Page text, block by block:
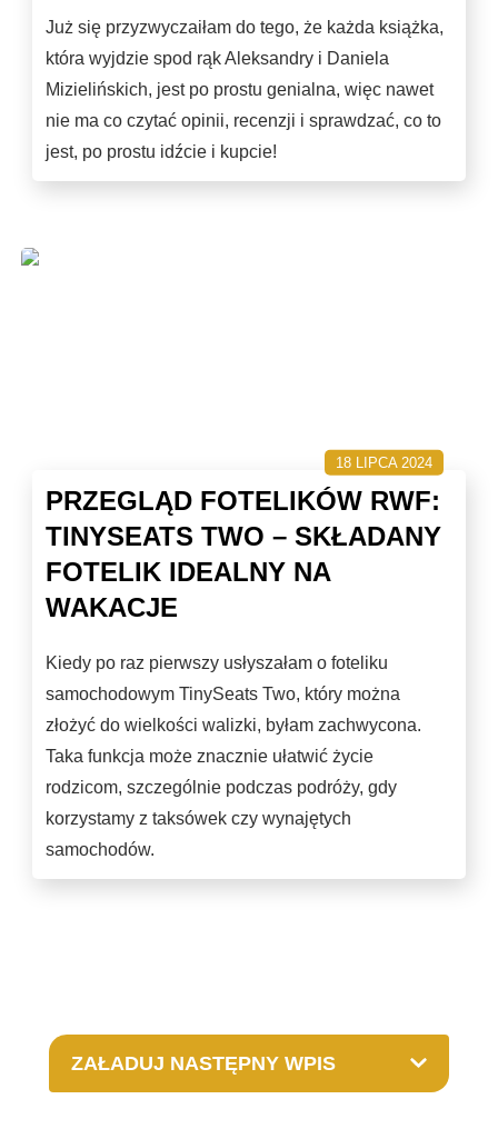
Już się przyzwyczaiłam do tego, że każda książka,
która wyjdzie spod rąk Aleksandry i Daniela
Mizielińskich, jest po prostu genialna, więc nawet
nie ma co czytać opinii, recenzji i sprawdzać, co to
jest, po prostu idźcie i kupcie!
18 LIPCA 2024
PRZEGLĄD FOTELIKÓW RWF:
TINYSEATS TWO – SKŁADANY
FOTELIK IDEALNY NA
WAKACJE
Kiedy po raz pierwszy usłyszałam o foteliku
samochodowym TinySeats Two, który można
złożyć do wielkości walizki, byłam zachwycona.
Taka funkcja może znacznie ułatwić życie
rodzicom, szczególnie podczas podróży, gdy
korzystamy z taksówek czy wynajętych
samochodów.
ZAŁADUJ NASTĘPNY WPIS